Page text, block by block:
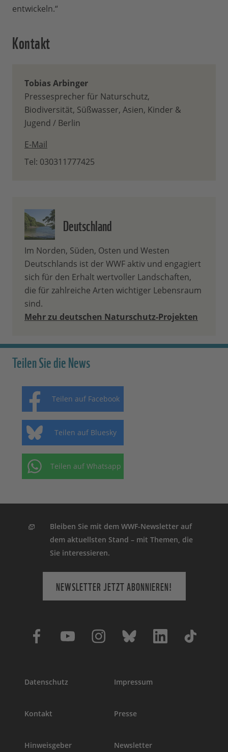
entwickeln.“
Kontakt
Tobias Arbinger
Pressesprecher für Naturschutz,
Biodiversität, Süßwasser, Asien, Kinder &
Jugend / Berlin
E-Mail
Tel: 030311777425
Deutschland
Im Norden, Süden, Osten und Westen
Deutschlands ist der WWF aktiv und engagiert
sich für den Erhalt wertvoller Landschaften,
die für zahlreiche Arten wichtiger Lebensraum
sind.
Mehr zu deutschen Naturschutz-Projekten
Teilen Sie die News
Teilen auf Facebook
Teilen auf Bluesky
Teilen auf Whatsapp
Bleiben Sie mit dem WWF-Newsletter auf
dem aktuellsten Stand – mit Themen, die
Sie interessieren.
NEWSLETTER JETZT ABONNIEREN!
Datenschutz Impressum
Kontakt Presse
Hinweisgeber Newsletter